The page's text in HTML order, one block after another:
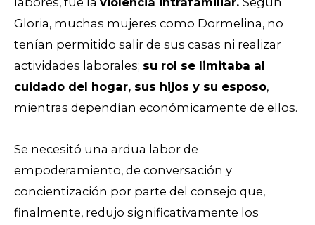
Gloria, muchas mujeres como Dormelina, no
tenían permitido salir de sus casas ni realizar
actividades laborales; su rol se limitaba al
cuidado del hogar, sus hijos y su esposo,
mientras dependían económicamente de ellos.
Se necesitó una ardua labor de
empoderamiento, de conversación y
concientización por parte del consejo que,
finalmente, redujo significativamente los